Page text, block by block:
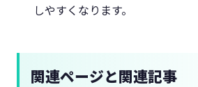
しやすくなります。
関連ページと関連記事